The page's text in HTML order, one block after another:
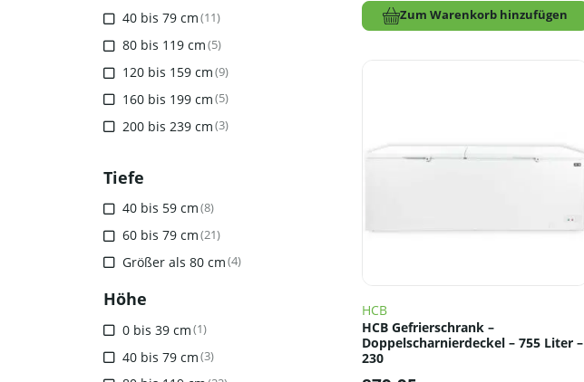
40 bis 79 cm(11)
80 bis 119 cm(5)
120 bis 159 cm(9)
160 bis 199 cm(5)
200 bis 239 cm(3)
Tiefe
40 bis 59 cm(8)
60 bis 79 cm(21)
Größer als 80 cm(4)
Höhe
0 bis 39 cm(1)
40 bis 79 cm(3)
Zum Warenkorb hinzufügen
HCB
HCB Gefrierschrank –
Doppelscharnierdeckel – 755 Liter –
230